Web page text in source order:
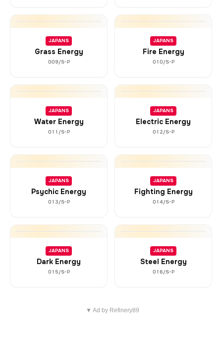
JAPANS
Grass Energy
009/S-P
JAPANS
Fire Energy
010/S-P
JAPANS
Water Energy
011/S-P
JAPANS
Electric Energy
012/S-P
JAPANS
Psychic Energy
013/S-P
JAPANS
Fighting Energy
014/S-P
JAPANS
Dark Energy
015/S-P
JAPANS
Steel Energy
016/S-P
▼ Ad by Refinery89